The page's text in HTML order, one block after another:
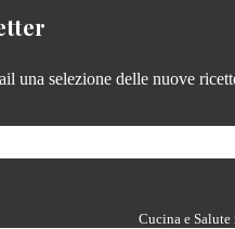
una selezione delle nuove
Cucina e